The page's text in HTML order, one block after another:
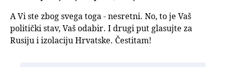
A Vi ste zbog svega toga - nesretni. No, to je Vaš
politički stav, Vaš odabir. I drugi put glasujte za
Rusiju i izolaciju Hrvatske. Čestitam!